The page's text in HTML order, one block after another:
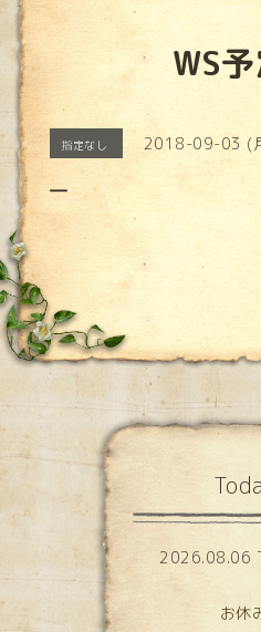
WS
指定なし 2018-09-03 (
―
2026.08.06
お休